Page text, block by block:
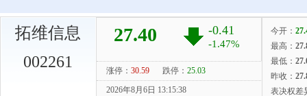
拓维信息
002261